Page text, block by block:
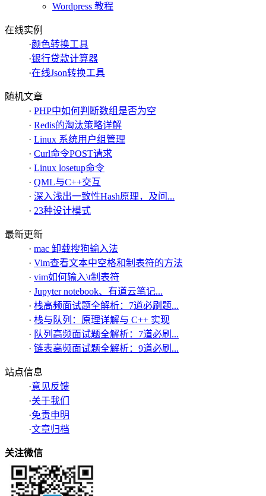
Wordpress 教程
在线实例
·颜色转换工具
·银行贷款计算器
·在线Json转换工具
随机文章
· PHP中如何判断数组是否为空
· Redis的淘汰策略详解
· Linux 系统用户组管理
· Curl命令POST请求
· Linux losetup命令
· QML与C++交互
· 深入浅出一致性Hash原理，及问...
· 23种设计模式
最新更新
· mac 卸载搜狗输入法
· Vim查看文本中空格和制表符的方法
· vim如何输入\t制表符
· Jupyter notebook、有道云笔记...
· 栈高频面试题全解析：7道必刷题...
· 栈与队列：原理详解与 C++ 实现
· 队列高频面试题全解析：7道必刷...
· 链表高频面试题全解析：9道必刷...
站点信息
·意见反馈
·关于我们
·免责申明
·文章归档
关注微信